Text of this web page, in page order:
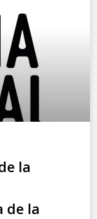
la
de la